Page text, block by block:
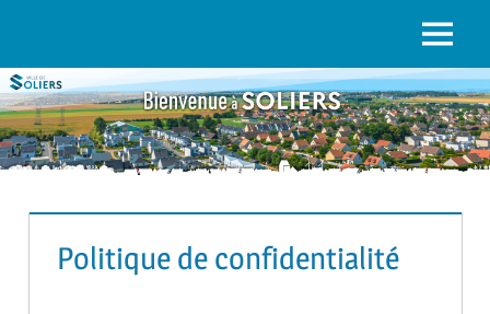
Menu
Politique de confidentialité